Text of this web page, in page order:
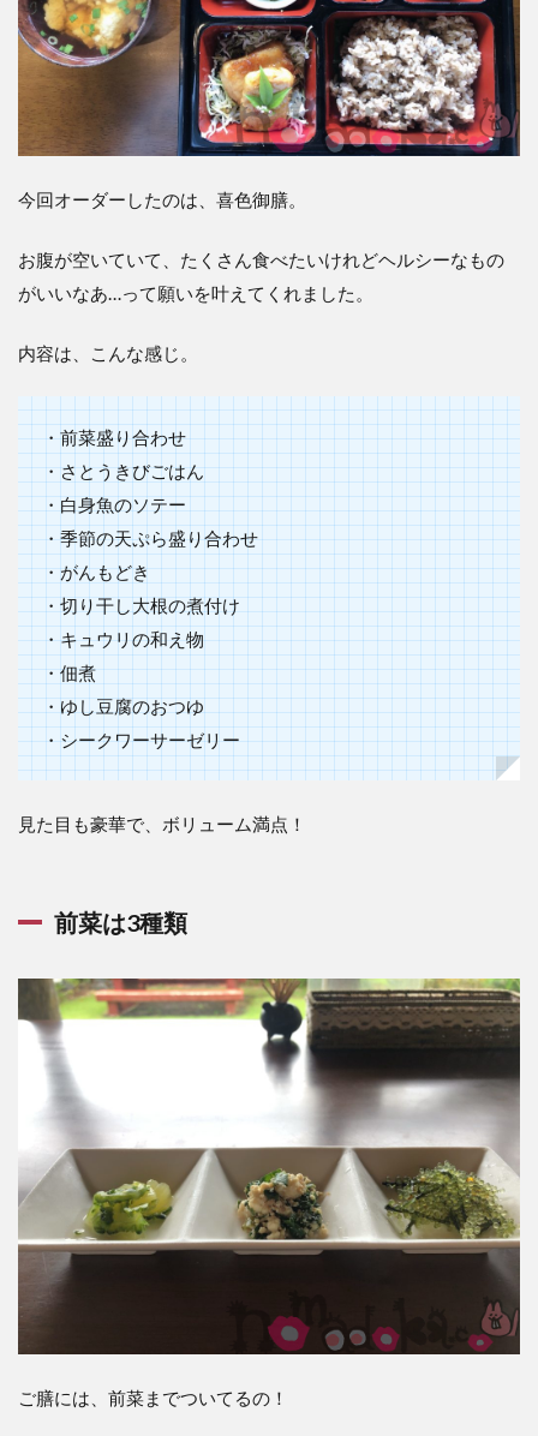
今回オーダーしたのは、喜色御膳。
お腹が空いていて、たくさん食べたいけれどヘルシーなもの
がいいなあ…って願いを叶えてくれました。
内容は、こんな感じ。
・前菜盛り合わせ
・さとうきびごはん
・白身魚のソテー
・季節の天ぷら盛り合わせ
・がんもどき
・切り干し大根の煮付け
・キュウリの和え物
・佃煮
・ゆし豆腐のおつゆ
・シークワーサーゼリー
見た目も豪華で、ボリューム満点！
前菜は3種類
ご膳には、前菜までついてるの！